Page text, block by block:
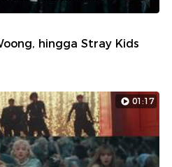
hingga Stray Kids
01:17